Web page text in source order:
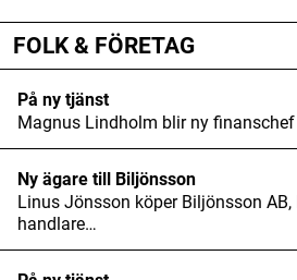
Obligatoriska fält är märkta*
Kommentar*
FOLK & FÖRETAG
På ny tjänst
Magnus Lindholm blir ny
Ny ägare till Biljönsson
Linus Jönsson köper Biljönsson AB,
handlare…